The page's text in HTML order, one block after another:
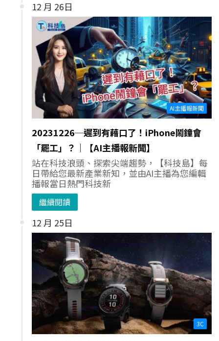
12 月 26日
AI主播報新聞
20231226─遲到有藉口了！iPhone鬧鐘會
「罷工」？｜【AI主播報新聞】
站在科技浪頭、探索尖端趨勢，【科技島】每
日帶給您最新產業新知，並由AI主播為您編輯
播報當日熱門科技新
繼續閱讀
12 月 25日
3C